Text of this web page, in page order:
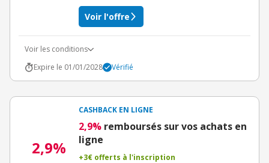
Voir l'offre
Voir les conditions
Expire le 01/01/2028
Vérifié
2,9%
CASHBACK EN LIGNE
2,9% remboursés sur vos achats en
ligne
+3€ offerts à l'inscription